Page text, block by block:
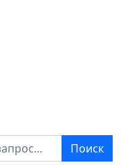
Поиск